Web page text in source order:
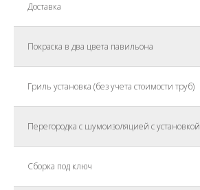
Доставка
Покраска в два цвета павильона
Гриль установка (без учета стоимости труб)
Перегородка с шумоизоляцией с установкой
Сборка под ключ